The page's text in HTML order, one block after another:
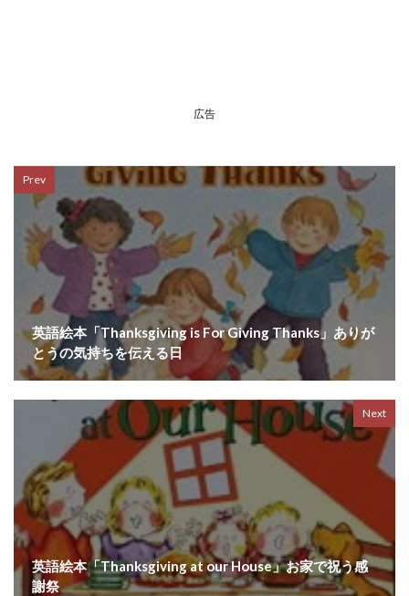
広告
Prev
英語絵本「Thanksgiving is For Giving Thanks」ありが
とうの気持ちを伝える日
Next
英語絵本「Thanksgiving at our House」お家で祝う感
謝祭